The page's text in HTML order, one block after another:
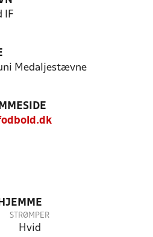
IF
Medaljestævne
STRØMPER
Hvid